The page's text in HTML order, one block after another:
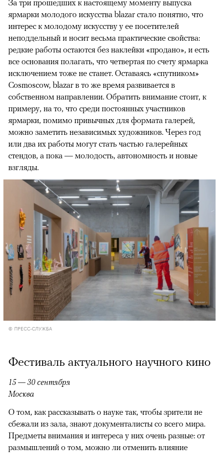
За три прошедших к настоящему моменту выпуска
ярмарки молодого искусства blazar стало понятно, что
интерес к молодому искусству у ее посетителей
неподдельный и носит весьма практические свойства:
редкие работы остаются без наклейки «продано», и есть
все основания полагать, что четвертая по счету ярмарка
исключением тоже не станет. Оставаясь «спутником»
Cosmoscow, blazar в то же время развивается в
собственном направлении. Обратить внимание стоит, к
примеру, на то, что среди постоянных участников
ярмарки, помимо привычных для формата галерей,
можно заметить независимых художников. Через год
или два их работы могут стать частью галерейных
стендов, а пока — молодость, автономность и новые
взгляды.
© ПРЕСС-СЛУЖБА
Фестиваль актуального научного кино
15 — 30 сентября
Москва
О том, как рассказывать о науке так, чтобы зрители не
сбежали из зала, знают документалисты со всего мира.
Предметы внимания и интереса у них очень разные: от
размышлений о том, можно ли отменить влияние